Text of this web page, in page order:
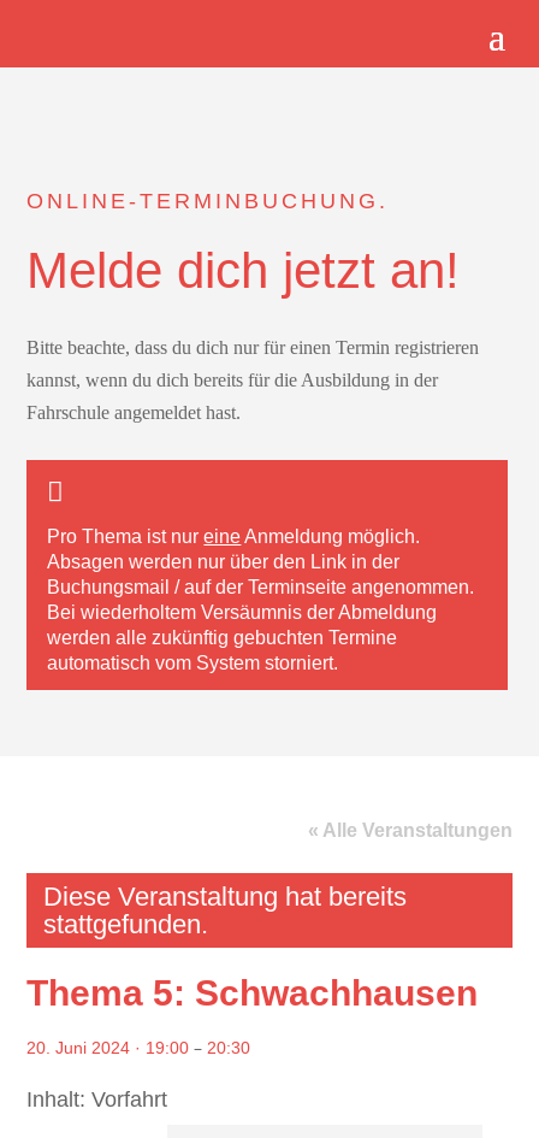
ONLINE-TERMINBUCHUNG.
Melde dich jetzt an!
Bitte beachte, dass du dich nur für einen Termin registrieren
kannst, wenn du dich bereits für die Ausbildung in der
Fahrschule angemeldet hast.
Pro Thema ist nureineAnmeldung möglich.
Absagen werden nur über den Link in der
Buchungsmail / auf der Terminseite angenommen.
Bei wiederholtem Versäumnis der Abmeldung
werden alle zukünftig gebuchten Termine
automatisch vom System storniert.
« Alle Veranstaltungen
Diese Veranstaltung hat bereits
stattgefunden.
Thema 5: Schwachhausen
20. Juni 2024 · 19:00 – 20:30
Inhalt: Vorfahrt